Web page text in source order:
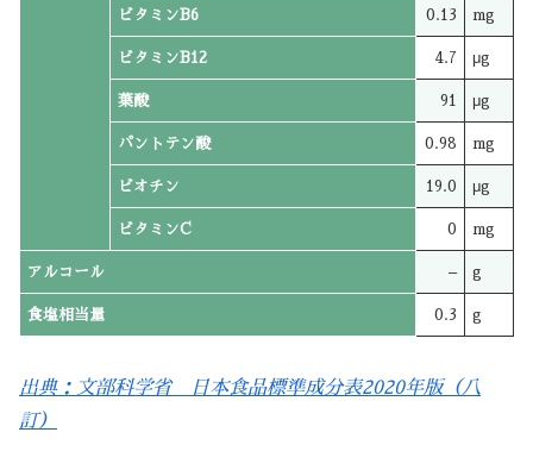
ビタミンB6 0.13 mg
ビタミンB12 4.7 μg
葉酸 91 μg
パントテン酸 0.98 mg
ビオチン 19.0 μg
ビタミンC 0 mg
アルコール – g
食塩相当量 0.3 g
出典：文部科学省 日本食品標準成分表2020年版（八
訂）